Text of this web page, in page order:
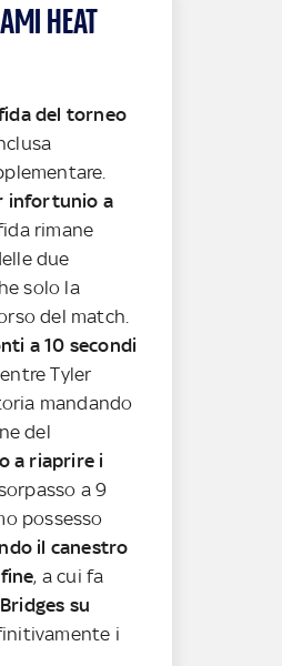
HEAT
del torneo
infortunio a
rimane
due
solo la
del match.
a 10 secondi
Tyler
mandando
del
a riaprire i
a 9
possesso
il canestro
, a cui fa
su
i